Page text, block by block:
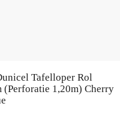
Tafelloper Rol
(Perforatie 1,20m) Cherry